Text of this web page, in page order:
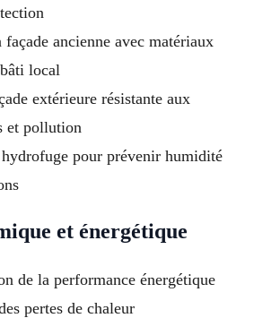
façade ancienne avec matériaux
local
extérieure résistante aux
et pollution
pour prévenir humidité
et énergétique
de la performance énergétique
pertes de chaleur